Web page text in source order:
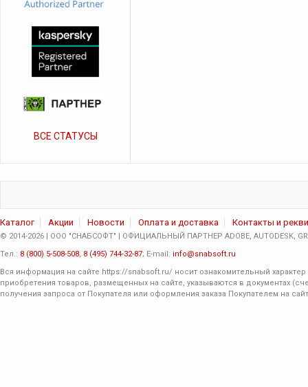
ВСЕ СТАТУСЫ
Каталог Акции Новости Оплата и доставка Контакты и
© 2014-2026 | ООО "СНАБСОФТ" | ОФИЦИАЛЬНЫЙ ПАРТНЕР ADOBE, AUTODESK,
Тел.: 8 (800) 5-508-508, 8 (495) 744-32-87; E-mail: info@snabsoft.ru
Вся информация на сайте https://snabsoft.ru/ носит ознакомительный
приобретения товаров, размещенных на сайте, указываются в документах
получения запроса от Покупателя или оформления заказа Покупателем на